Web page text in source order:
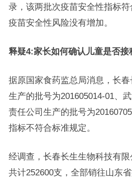
录，该两批次疫苗安全性指标
疫苗安全性风险没有增加。
释疑4:家长如何确认儿童是否接
据原国家食药监总局消息，长
生产的批号为201605014-01、
责任公司生产的批号为
指标不符合标准规定。
经调查，长春长生生物科技有
共计252600支，全部销往山东